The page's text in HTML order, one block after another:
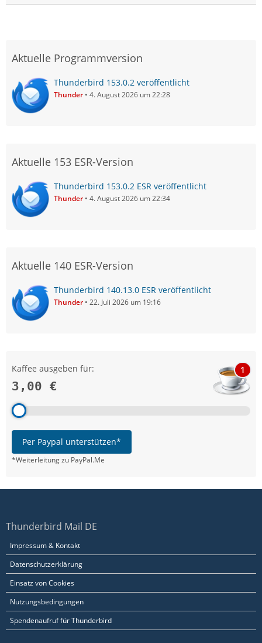
Aktuelle Programmversion
Thunderbird 153.0.2 veröffentlicht
Thunder 4. August 2026 um 22:28
Aktuelle 153 ESR-Version
Thunderbird 153.0.2 ESR veröffentlicht
Thunder 4. August 2026 um 22:34
Aktuelle 140 ESR-Version
Thunderbird 140.13.0 ESR veröffentlicht
Thunder 22. Juli 2026 um 19:16
Kaffee ausgeben für:
3,00 €
1
Per Paypal unterstützen*
*Weiterleitung zu PayPal.Me
Thunderbird Mail DE
Impressum & Kontakt
Datenschutzerklärung
Einsatz von Cookies
Nutzungsbedingungen
Spendenaufruf für Thunderbird